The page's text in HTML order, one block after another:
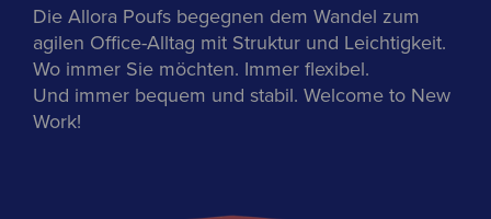
Die Allora Poufs begegnen dem Wandel zum
agilen Office-Alltag mit Struktur und Leichtigkeit.
Wo immer Sie möchten. Immer flexibel.
Und immer bequem und stabil. Welcome to New
Work!